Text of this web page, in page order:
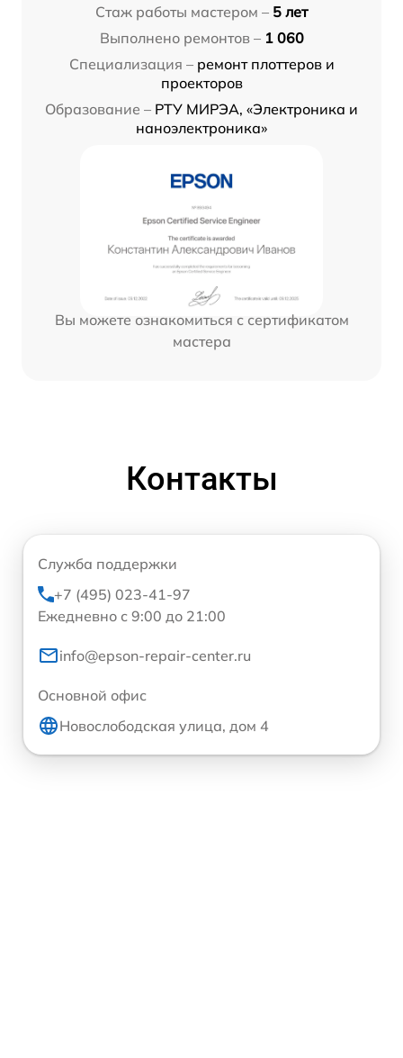
Стаж работы мастером – 5 лет
Выполнено ремонтов – 1 060
Специализация – ремонт плоттеров и
проекторов
Образование – РТУ МИРЭА, «Электроника и
наноэлектроника»
Вы можете ознакомиться с сертификатом
мастера
Контакты
Служба поддержки
+7 (495) 023-41-97
Ежедневно с 9:00 до 21:00
info@epson-repair-center.ru
Основной офис
Новослободская улица, дом 4